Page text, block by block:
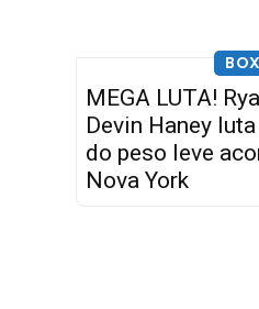
MEGA LUTA!
Devin Haney
do peso leve
Nova York